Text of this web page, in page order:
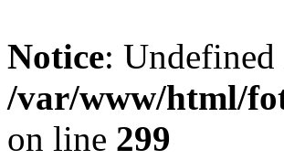
Notice:
/var/www/html/
on line 299